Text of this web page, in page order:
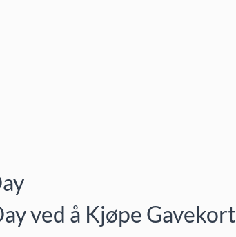
ved å Kjøpe Gavekort